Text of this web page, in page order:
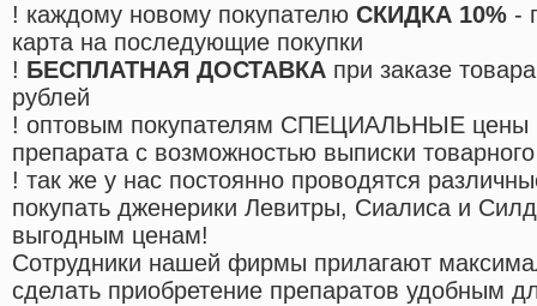
! каждому новому покупателю СКИДКА 10% -
карта на последующие покупки
! БЕСПЛАТНАЯ ДОСТАВКА при заказе
рублей
! оптовым покупателям СПЕЦИАЛЬНЫЕ цены
препарата с возможностью выписки
! так же у нас постоянно проводятся
покупать дженерики Левитры, Сиалиса и
выгодным ценам!
Cотрудники нашей фирмы прилагают
сделать приобретение препаратов удобным